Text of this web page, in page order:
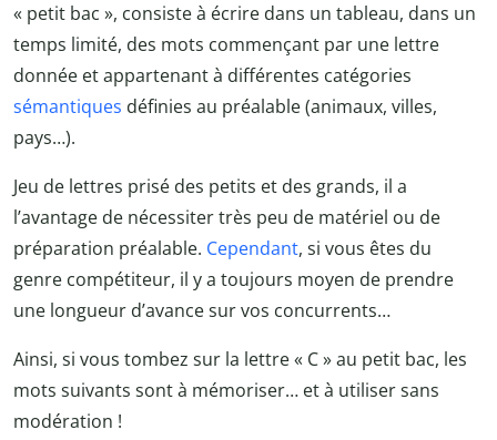
« petit bac », consiste à écrire dans un tableau, dans un
temps limité, des mots commençant par une lettre
donnée et appartenant à différentes catégories
sémantiques définies au préalable (animaux, villes,
pays…).
Jeu de lettres prisé des petits et des grands, il a
l’avantage de nécessiter très peu de matériel ou de
préparation préalable. Cependant, si vous êtes du
genre compétiteur, il y a toujours moyen de prendre
une longueur d’avance sur vos concurrents…
Ainsi, si vous tombez sur la lettre « C » au petit bac, les
mots suivants sont à mémoriser… et à utiliser sans
modération !